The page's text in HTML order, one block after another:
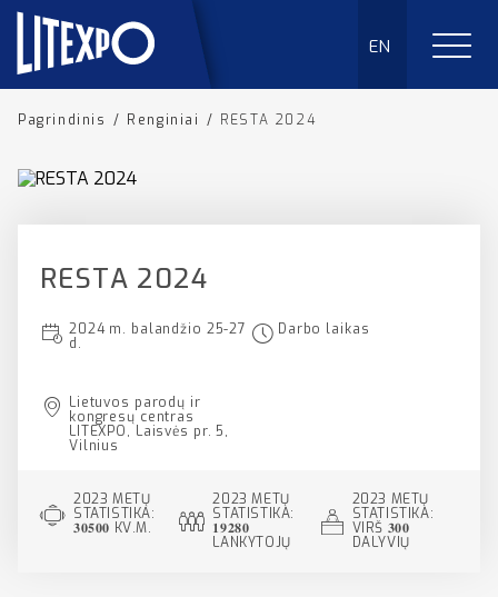
EN
Pagrindinis / Renginiai / RESTA 2024
RESTA 2024
2024 m. balandžio 25-27
d.
Darbo laikas
Lietuvos parodų ir
kongresų centras
LITEXPO, Laisvės pr. 5,
Vilnius
2023 METŲ
STATISTIKA:
𝟑𝟎𝟓𝟎𝟎 KV.M.
2023 METŲ
STATISTIKA:
𝟏𝟗𝟐𝟖𝟎
LANKYTOJŲ
2023 METŲ
STATISTIKA:
VIRŠ 𝟑𝟎𝟎
DALYVIŲ